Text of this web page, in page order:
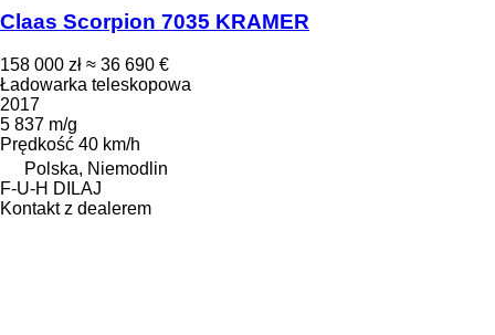
Claas Scorpion 7035 KRAMER
158 000 zł ≈ 36 690 €
Ładowarka teleskopowa
2017
5 837 m/g
Prędkość 40 km/h
Polska, Niemodlin
F-U-H DILAJ
Kontakt z dealerem